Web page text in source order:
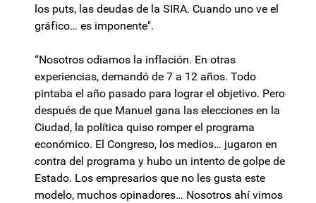
los puts, las deudas de la SIRA. Cuando uno ve el
gráfico… es imponente".
“Nosotros odiamos la inflación. En otras
experiencias, demandó de 7 a 12 años. Todo
pintaba el año pasado para lograr el objetivo. Pero
después de que Manuel gana las elecciones en la
Ciudad, la política quiso romper el programa
económico. El Congreso, los medios… jugaron en
contra del programa y hubo un intento de golpe de
Estado. Los empresarios que no les gusta este
modelo, muchos opinadores… Nosotros ahí vimos